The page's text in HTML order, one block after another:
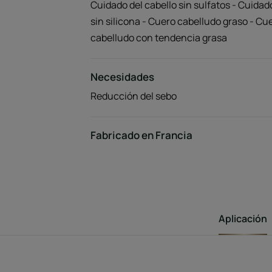
Cuidado del cabello sin sulfatos -
sin silicona - Cuero cabelludo graso -
cabelludo con tendencia grasa
Necesidades
Reducción del sebo
Fabricado en Francia
Aplicación